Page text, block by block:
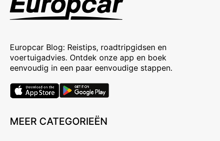
Europcar Blog: Reistips, roadtripgidsen en
voertuigadvies. Ontdek onze app en boek
eenvoudig in een paar eenvoudige stappen.
MEER CATEGORIEËN